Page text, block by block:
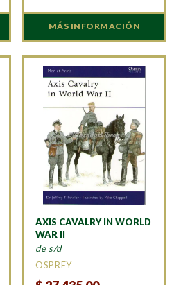
MÁS INFORMACIÓN
AXIS CAVALRY IN WORLD
WAR II
de s/d
OSPREY